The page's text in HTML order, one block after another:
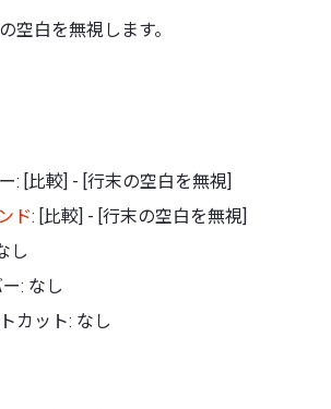
空白を無視します。
: [比較] - [行末の空白を無視]
ド: [比較] - [行末の空白を無視]
し
: なし
カット: なし